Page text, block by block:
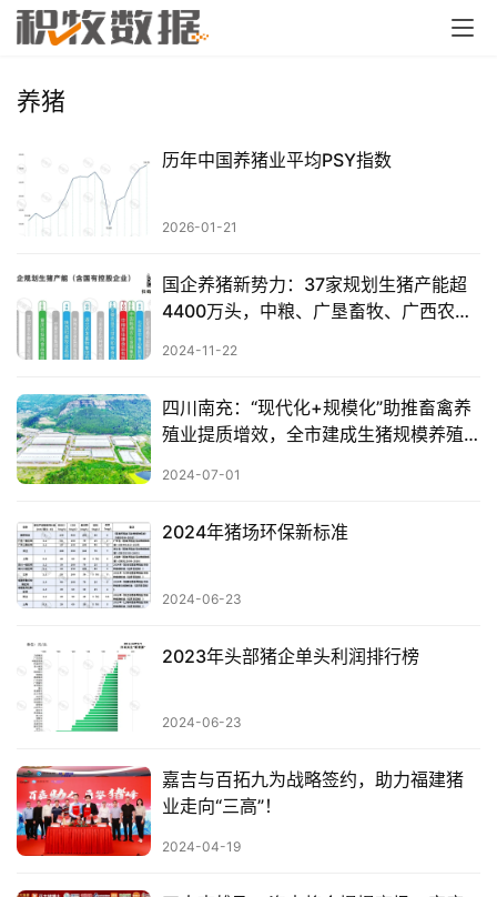
养猪
历年中国养猪业平均PSY指数
2026-01-21
国企养猪新势力：37家规划生猪产能超
4400万头，中粮、广垦畜牧、广西农
2024-11-22
四川南充：“现代化+规模化”助推畜禽养
殖业提质增效，全市建成生猪规模养殖
2024-07-01
2024年猪场环保新标准
2024-06-23
2023年头部猪企单头利润排行榜
2024-06-23
嘉吉与百拓九为战略签约，助力福建猪
业走向“三高”！
2024-04-19